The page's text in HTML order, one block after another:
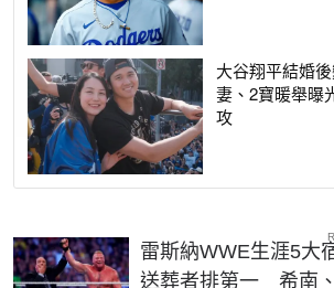
大谷翔平結婚
妻、2寶暖舉
攻
雷斯納WWE生涯5大
送葬者排第一 希南